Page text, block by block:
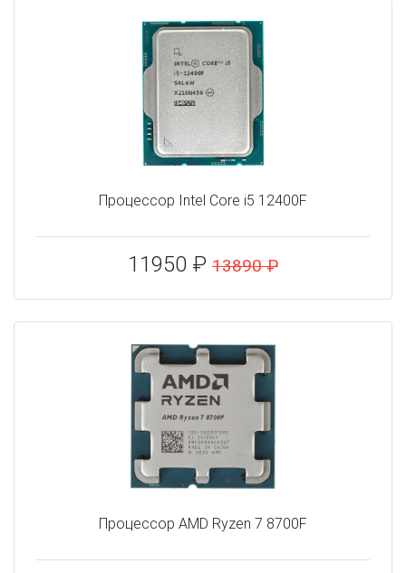
Процессор Intel Core i5 12400F
11950 ₽ 13890 ₽
Процессор AMD Ryzen 7 8700F